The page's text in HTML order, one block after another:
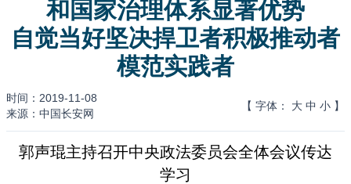
和国家治理体系显著优势
自觉当好坚决捍卫者积极推动者
模范实践者
时间：2019-11-08
来源：中国长安网
【 字体： 大 中 小 】
郭声琨主持召开中央政法委员会全体会议传达
学习